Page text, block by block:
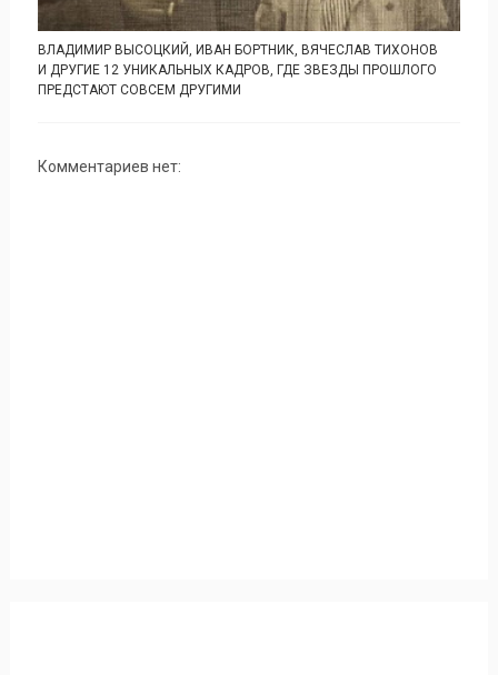
ВЛАДИМИР ВЫСОЦКИЙ, ИВАН БОРТНИК, ВЯЧЕСЛАВ ТИХОНОВ
И ДРУГИЕ 12 УНИКАЛЬНЫХ КАДРОВ, ГДЕ ЗВЕЗДЫ ПРОШЛОГО
ПРЕДСТАЮТ СОВСЕМ ДРУГИМИ
Комментариев нет: